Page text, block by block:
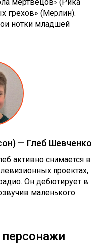
мертвецов» (Рика
грехов» (Мерлин).
нотки младшей
— Глеб Шевченко
активно снимается в
проектах,
Он дебютирует в
маленького